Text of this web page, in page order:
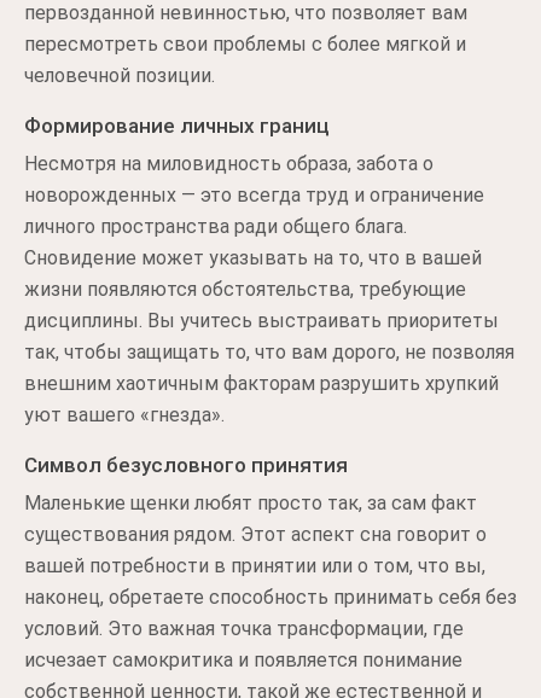
первозданной невинностью, что позволяет вам
пересмотреть свои проблемы с более мягкой и
человечной позиции.
Формирование личных границ
Несмотря на миловидность образа, забота о
новорожденных — это всегда труд и ограничение
личного пространства ради общего блага.
Сновидение может указывать на то, что в вашей
жизни появляются обстоятельства, требующие
дисциплины. Вы учитесь выстраивать приоритеты
так, чтобы защищать то, что вам дорого, не позволяя
внешним хаотичным факторам разрушить хрупкий
уют вашего «гнезда».
Символ безусловного принятия
Маленькие щенки любят просто так, за сам факт
существования рядом. Этот аспект сна говорит о
вашей потребности в принятии или о том, что вы,
наконец, обретаете способность принимать себя без
условий. Это важная точка трансформации, где
исчезает самокритика и появляется понимание
собственной ценности, такой же естественной и